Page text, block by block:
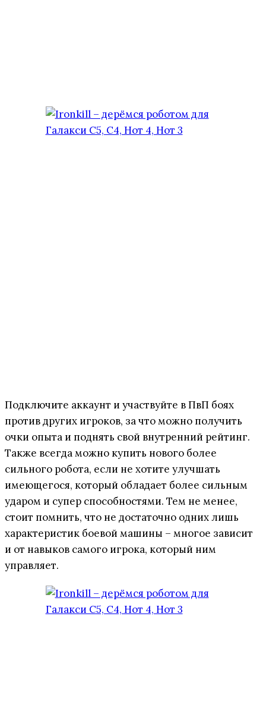
Подключите аккаунт и участвуйте в ПвП боях
против других игроков, за что можно получить
очки опыта и поднять свой внутренний рейтинг.
Также всегда можно купить нового более
сильного робота, если не хотите улучшать
имеющегося, который обладает более сильным
ударом и супер способностями. Тем не менее,
стоит помнить, что не достаточно одних лишь
характеристик боевой машины – многое зависит
и от навыков самого игрока, который ним
управляет.